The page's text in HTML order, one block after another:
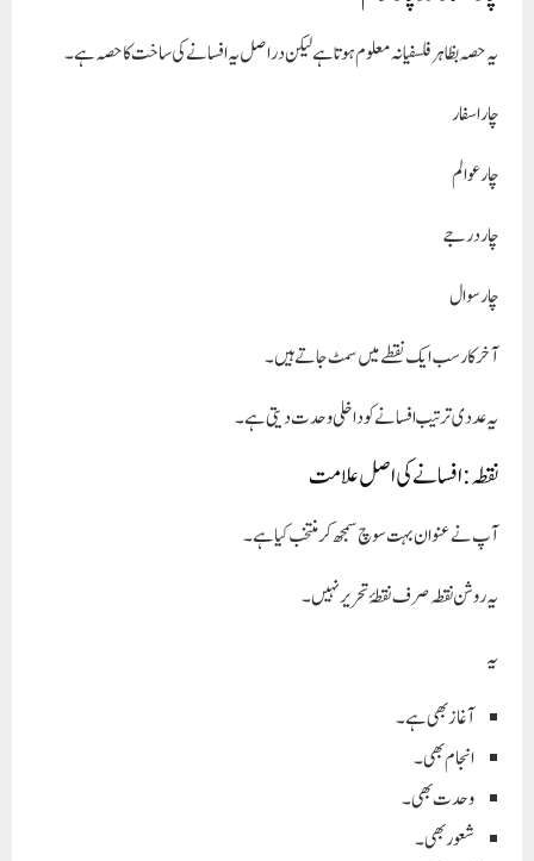
یہ حصہ بظاہر فلسفیانہ معلوم ہوتا ہے لیکن دراصل یہ افسانے کی ساخت کا حصہ ہے۔
چار اسفار
چار عوالم
چار درجے
چار سوال
آخرکار سب ایک نقطے میں سمٹ جاتے ہیں۔
یہ عددی ترتیب افسانے کو داخلی وحدت دیتی ہے۔
نقطہ: افسانے کی اصل علامت
آپ نے عنوان بہت سوچ سمجھ کر منتخب کیا ہے۔
یہروشن نقطہصرف نقطۂ تحریر نہیں۔
یہ
آغاز بھی ہے۔
انجام بھی۔
وحدت بھی۔
شعور بھی۔